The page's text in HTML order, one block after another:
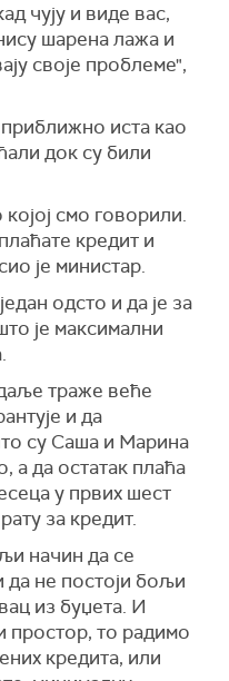
чују и виде вас,
шарена лажа и
своје проблеме",
приближно иста као
док су били
смо говорили.
кредит и
је министар.
одсто и да је за
је максимални
траже веће
и да
су Саша и Марина
а да остатак плаћа
у првих шест
за кредит.
начин да се
не постоји бољи
из буџета. И
простор, то радимо
кредита, или